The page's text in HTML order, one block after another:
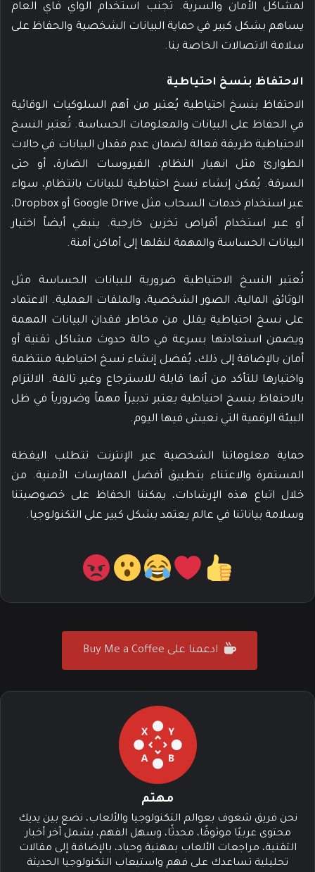
لمشاكل الأمان والسرية. تجنب استخدام الواي فاي العام
يساهم بشكل كبير في حماية البيانات الشخصية والحفاظ على
سلامة الاتصالات الخاصة بنا.
الاحتفاظ بنسخ احتياطية
الاحتفاظ بنسخ احتياطية يُعتبر من أهم السلوكيات الوقائية
في الحفاظ على البيانات والمعلومات الحساسة. تُعتبر النسخ
الاحتياطية طريقة فعالة لضمان عدم فقدان البيانات في حالات
الطوارئ مثل انهيار النظام، الفيروسات الضارة، أو حتى
السرقة. يُمكن إنشاء نسخ احتياطية للبيانات بانتظام، سواء
عبر استخدام خدمات السحاب مثل Google Drive أو Dropbox،
أو عبر استخدام أقراص تخزين خارجية. ينبغي أيضاً اختيار
البيانات الحساسة والمهمة لنقلها إلى أماكن آمنة.
تُعتبر النسخ الاحتياطية ضرورية للبيانات الحساسة مثل
الوثائق المالية، الصور الشخصية، والملفات العملية. الاعتماد
على نسخ احتياطية يقلل من مخاطر فقدان البيانات المهمة
ويضمن استعادتها بسرعة في حالة حدوث مشاكل تقنية أو
أمان بالإضافة إلى ذلك، يُفضل إنشاء نسخ احتياطية منتظمة
واختبارها للتأكد من أنها قابلة للاسترجاع وغير تالفة. الالتزام
بالاحتفاظ بنسخ احتياطية يعتبر تدبيراً مهماً وضرورياً في ظل
البيئة الرقمية التي نعيش فيها اليوم.
حماية معلوماتنا الشخصية عبر الإنترنت تتطلب اليقظة
المستمرة والاعتناء بتطبيق أفضل الممارسات الأمنية. من
خلال اتباع هذه الإرشادات، يمكننا الحفاظ على خصوصيتنا
وسلامة بياناتنا في عالم يعتمد بشكل كبير على التكنولوجيا.
ادعمنا على Buy Me a Coffee
مهتم
نحن فريق شغوف بعوالم التكنولوجيا والألعاب، نضع بين يديك
محتوى عربيًا موثوقًا، محدثًا، وسهل الفهم، يشمل آخر أخبار
التقنية، مراجعات الألعاب بمهنية وحياد، بالإضافة إلى مقالات
تحليلية تساعدك على فهم واستيعاب التكنولوجيا الحديثة